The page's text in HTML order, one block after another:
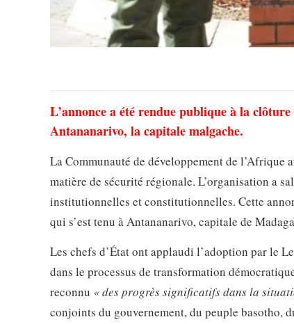
L’annonce a été rendue publique à la
Antananarivo, la capitale malgache.
La Communauté de développement de
matière de sécurité régionale. L’organisation a
institutionnelles et constitutionnelles. Cette
qui s’est tenu à Antananarivo, capitale de
Les chefs d’État ont applaudi l’adoption par le
dans le processus de transformation
reconnu « des progrès significatifs dans la
conjoints du gouvernement, du peuple basotho,